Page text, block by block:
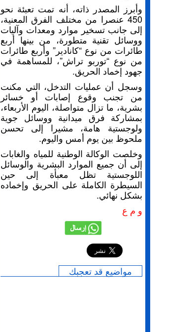
وأبرز المصدر ذاته، أنه تمت تعبئة نحو
450 عنصرا من مختلف الفرق المعنية،
إلى جانب تسخير موارد ومعدات وآليات
ووسائل تقنية متطورة، من بينها أربع
طائرات من نوع “كانادير” وأربع طائرات
من نوع “توربو تراش”، للمساهمة في
جهود إخماد الحريق.
وسجل أن عمليات التدخل، التي مكنت
من تجنب وقوع إصابات أو خسائر
بشرية، ما تزال متواصلة، اليوم الأربعاء،
بمشاركة فرق ميدانية ووسائل جوية
ولوجستية هامة، مشيرا إلى تحسن
ملحوظ بين يوم أمس واليوم.
وخلصت الوكالة الوطنية للمياه والغابات
إلى أن جميع الموارد البشرية والوسائل
اللوجستية تظل معبأة إلى حين
السيطرة الكاملة على الحريق وإخماده
بشكل نهائي.
و م ع
مواضيع قد تعجبك